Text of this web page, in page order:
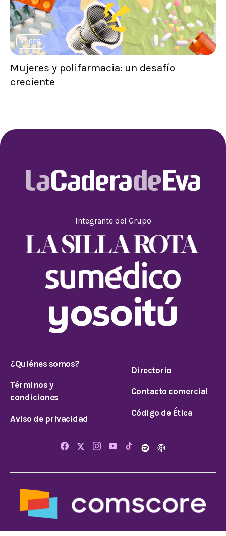
VOCES
Mujeres y polifarmacia: un desafío
creciente
Integrante del Grupo
¿Quiénes somos?
Términos y
condiciones
Aviso de privacidad
Directorio
Contacto comercial
Código de Ética